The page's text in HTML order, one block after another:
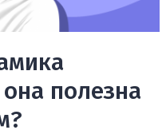
полезна